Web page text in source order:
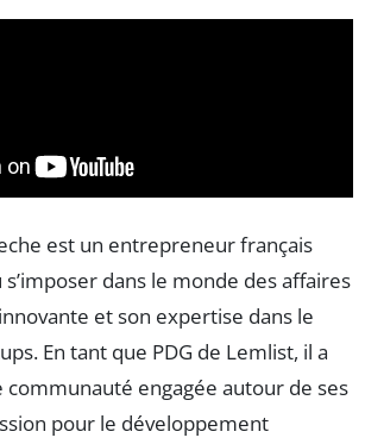
est un entrepreneur français
dans le monde des affaires
et son expertise dans le
En tant que PDG de Lemlist, il a
communauté engagée autour de ses
pour le développement